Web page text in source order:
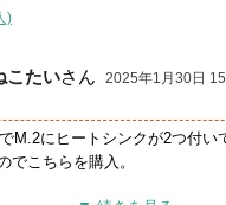
)
こたいさん 2025年1月30日
M.2にヒートシンクが2つ付い
でこちらを購入。